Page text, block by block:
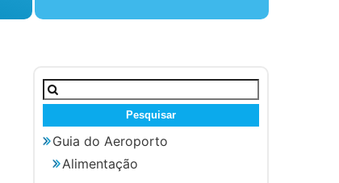
Pesquisar
por:
Guia do Aeroporto
Alimentação